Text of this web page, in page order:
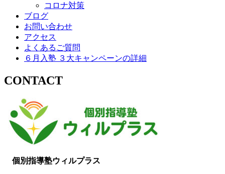
コロナ対策
ブログ
お問い合わせ
アクセス
よくあるご質問
６月入塾 ３大キャンペーンの詳細
CONTACT
個別指導塾ウィルプラス